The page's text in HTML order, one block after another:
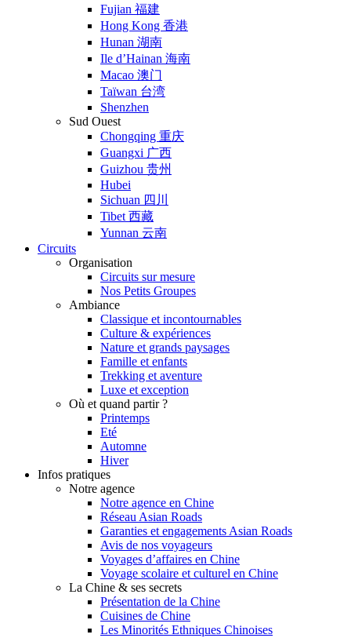
Fujian 福建
Hong Kong 香港
Hunan 湖南
Ile d’Hainan 海南
Macao 澳门
Taïwan 台湾
Shenzhen
Sud Ouest
Chongqing 重庆
Guangxi 广西
Guizhou 贵州
Hubei
Sichuan 四川
Tibet 西藏
Yunnan 云南
Circuits
Organisation
Circuits sur mesure
Nos Petits Groupes
Ambiance
Classique et incontournables
Culture & expériences
Nature et grands paysages
Famille et enfants
Trekking et aventure
Luxe et exception
Où et quand partir ?
Printemps
Eté
Automne
Hiver
Infos pratiques
Notre agence
Notre agence en Chine
Réseau Asian Roads
Garanties et engagements Asian Roads
Avis de nos voyageurs
Voyages d’affaires en Chine
Voyage scolaire et culturel en Chine
La Chine & ses secrets
Présentation de la Chine
Cuisines de Chine
Les Minorités Ethniques Chinoises